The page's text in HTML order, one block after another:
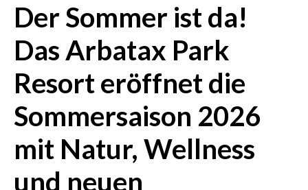
CRONACA
ITALIA
MONDO
POLITICA
ECONOMIA
SERVIZI ALLE IMPRESE
LAVORO
Der Sommer ist da!
Das Arbatax Park
Resort eröffnet die
Sommersaison 2026
mit Natur, Wellness
und neuen